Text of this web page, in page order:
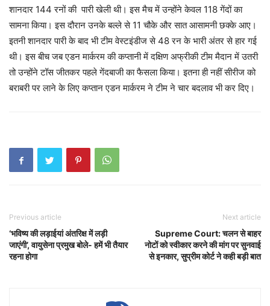
शानदार 144 रनों की पारी खेली थी। इस मैच में उन्‍होंने केवल 118 गेंदों का
सामना किया। इस दौरान उनके बल्‍ले से 11 चौके और सात आसामनी छक्‍के आए।
इतनी शानदार पारी के बाद भी टीम वेस्‍टइंडीज से 48 रन के भारी अंतर से हार गई
थी। इस बीच जब एडन मार्करम की कप्‍तानी में दक्षिण अफ्रीकी टीम मैदान में उतरी
तो उन्‍होंने टॉस जीतकर पहले गेंदबाजी का फैसला किया। इतना ही नहीं सीरीज को
बराबरी पर लाने के लिए कप्‍तान एडन मार्करम ने टीम ने चार बदलाव भी कर दिए।
Previous article
‘भविष्य की लड़ाईयां अंतरिक्ष में लड़ी
जाएंगी’, वायुसेना प्रमुख बोले- हमें भी तैयार
रहना होगा
Next article
Supreme Court: चलन से बाहर
नोटों को स्वीकार करने की मांग पर सुनवाई
से इनकार, सुप्रीम कोर्ट ने कही बड़ी बात